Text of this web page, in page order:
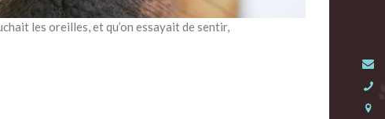
les oreilles, et qu’on essayait de sentir,